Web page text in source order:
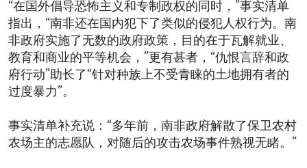
“在国外倡导恐怖主义和专制政权的同时，”事实清单
指出，“南非还在国内犯下了类似的侵犯人权行为。南
非政府实施了无数的政府政策，目的在于瓦解就业、
教育和商业的平等机会，”更有甚者，“仇恨言辞和政
府行动”助长了“针对种族上不受青睐的土地拥有者的
过度暴力”。
事实清单补充说：“多年前，南非政府解散了保卫农村
农场主的志愿队，对随后的攻击农场事件熟视无睹。”